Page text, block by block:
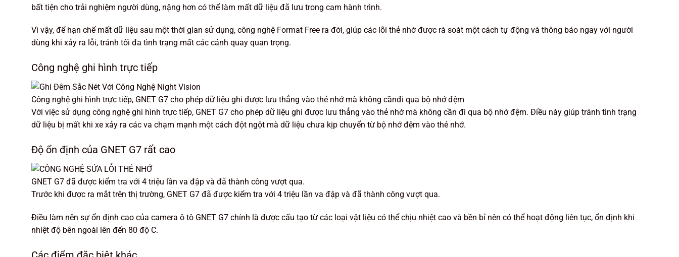
bất tiện cho trải nghiệm người dùng, nặng hơn có thể làm mất dữ liệu đã lưu trong cam hành trình.
Vì vậy, để hạn chế mất dữ liệu sau một thời gian sử dụng, công nghệ Format Free ra đời, giúp các lỗi thẻ nhớ được rà soát một cách tự động và thông báo ngay với người
dùng khi xảy ra lỗi, tránh tối đa tình trạng mất các cảnh quay quan trọng.
Công nghệ ghi hình trực tiếp
Công nghệ ghi hình trực tiếp, GNET G7 cho phép dữ liệu ghi được lưu thẳng vào thẻ nhớ mà không cầnđi qua bộ nhớ đệm
Với việc sử dụng công nghệ ghi hình trực tiếp, GNET G7 cho phép dữ liệu ghi được lưu thẳng vào thẻ nhớ mà không cần đi qua bộ nhớ đệm. Điều này giúp tránh tình trạng
dữ liệu bị mất khi xe xảy ra các va chạm mạnh một cách đột ngột mà dữ liệu chưa kịp chuyển từ bộ nhớ đệm vào thẻ nhớ.
Độ ổn định của GNET G7 rất cao
GNET G7 đã được kiểm tra với 4 triệu lần va đập và đã thành công vượt qua.
Trước khi được ra mắt trên thị trường, GNET G7 đã được kiểm tra với 4 triệu lần va đập và đã thành công vượt qua.
Điều làm nên sự ổn định cao của camera ô tô GNET G7 chính là được cấu tạo từ các loại vật liệu có thể chịu nhiệt cao và bền bỉ nên có thể hoạt động liên tục, ổn định khi
nhiệt độ bên ngoài lên đến 80 độ C.